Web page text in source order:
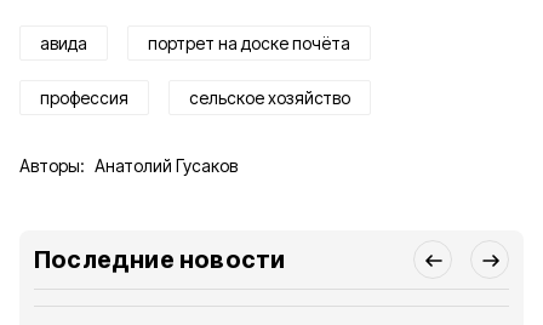
авида портрет на доске почёта
профессия сельское хозяйство
Авторы: Анатолий Гусаков
Последние новости